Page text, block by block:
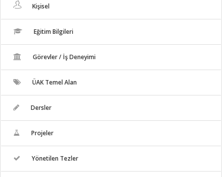
Kişisel
Eğitim Bilgileri
Görevler / İş Deneyimi
ÜAK Temel Alan
Dersler
Projeler
Yönetilen Tezler